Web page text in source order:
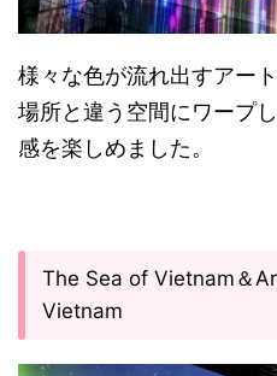
様々な色が流れ出すアー
場所と違う空間にワープ
感を楽しめました。
The Sea of Vietnam＆
Vietnam